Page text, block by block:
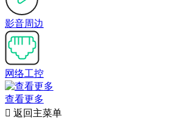
影音周边
网络工控
查看更多
 返回主菜单